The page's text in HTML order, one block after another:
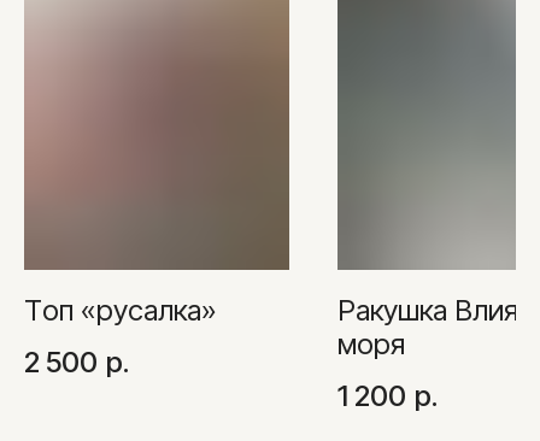
Топ «русалка»
2 500 р.
Ракушка
моря
1 200 р.